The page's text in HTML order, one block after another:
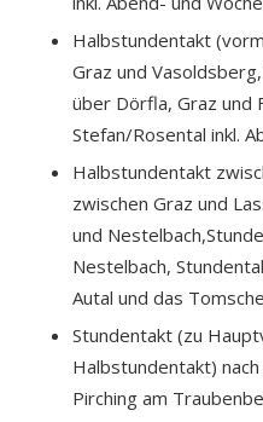
Halbstundentakt
Graz und
über Dörfla, Graz und
Stefan/Rosental inkl.
Halbstundentakt
zwischen Graz und
und
Nestelbach,
Autal und das
Stundentakt (zu
Halbstundentakt)
Pirching am